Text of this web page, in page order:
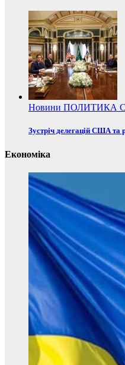
Новини ПОЛИТИКА
Зустріч делегацій США та
Економіка